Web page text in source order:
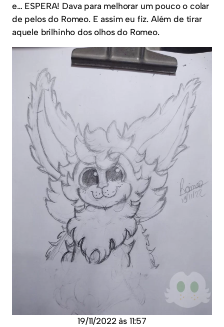
e… ESPERA! Dava para melhorar um pouco o colar
de pelos do Romeo. E assim eu fiz. Além de tirar
aquele brilhinho dos olhos do Romeo.
19/11/2022 às 11:57